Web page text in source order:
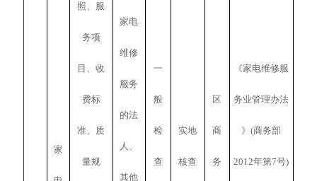
家
照、服
务项
目、收
费标
准、质
量规
家电
维修
服务
的法
人、
其他
一
般
检
查
实地
核查
区
商
务
《家电维修服
务业管理办法
》(商务部
2012年第7号)